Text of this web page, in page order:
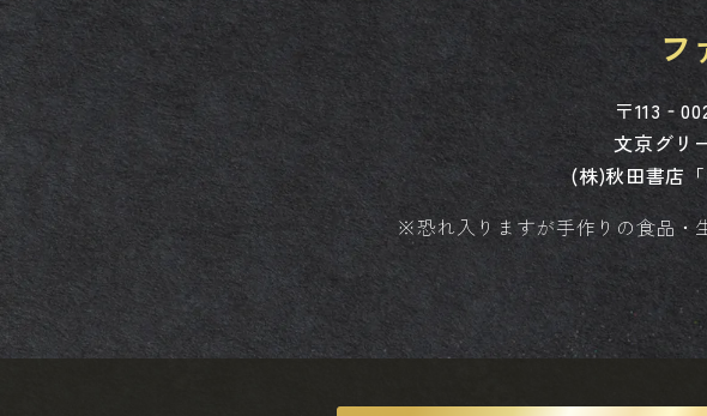
フ
〒
文京グリ
(株)秋田書店
※恐れ入りますが手作りの食品・